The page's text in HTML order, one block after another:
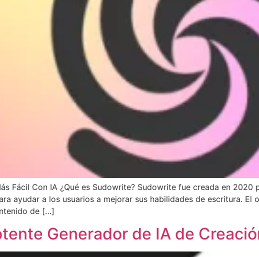
Fácil Con IA ¿Qué es Sudowrite? Sudowrite fue creada en
ayudar a los usuarios a mejorar sus habilidades de escritura.
de […]
Generador de IA de